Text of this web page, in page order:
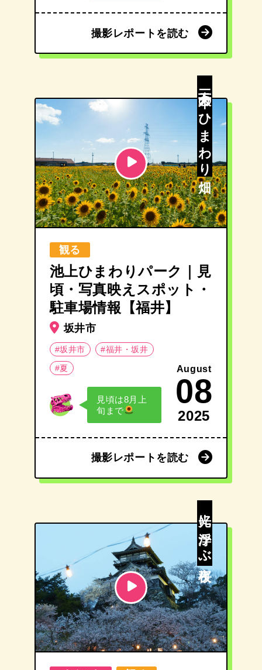
撮影レポートを読む
観る
池上ひまわりパーク｜見
頃・写真映えスポット・
駐車場情報【福井】
坂井市
#坂井市
#福井・坂井
#夏
見頃は8月上
旬まで
August
08
2025
撮影レポートを読む
三十万本のひまわり畑
光に浮かぶ夜桜